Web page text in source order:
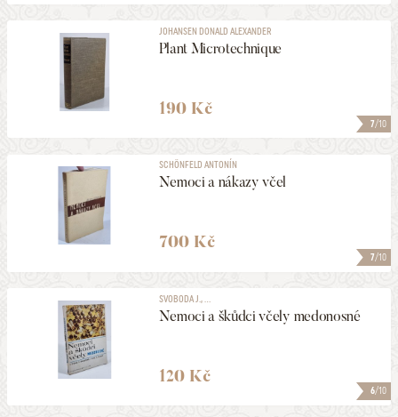
7/10
JOHANSEN DONALD ALEXANDER
Plant Microtechnique
190 Kč
7/10
SCHÖNFELD ANTONÍN
Nemoci a nákazy včel
700 Kč
6/10
SVOBODA J., ...
Nemoci a škůdci včely medonosné
120 Kč